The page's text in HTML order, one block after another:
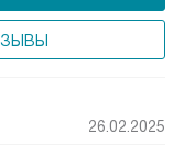
26.02.2025